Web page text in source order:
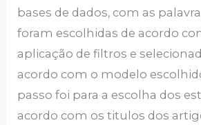
bases de dados, com as
foram escolhidas de acordo
aplicação de filtros e
acordo com o modelo
passo foi para a escolha dos
acordo com os titulos dos